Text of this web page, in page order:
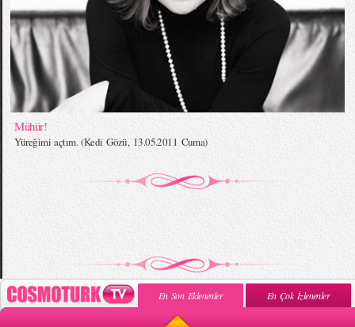
Mühür!
Yüreğimi açtım. (Kedi Gözü, 13.05.2011 Cuma)
En Son Eklenenler En Çok İzlenenler